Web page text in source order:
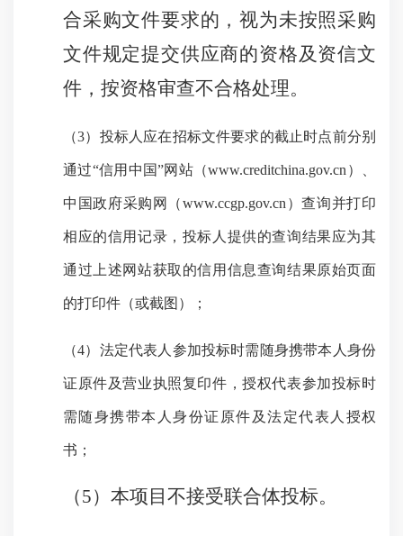
合采购文件要求的，视为未按照采购
文件规定提交供应商的资格及资信文
件，按资格审查不合格处理。
（3） 投标人应在招标文件要求的截止时点前分别
通过“信用中国”网站（www.creditchina.gov.cn）、
中国政府采购网（www.ccgp.gov.cn）查询并打印
相应的信用记录，投标人提供的查询结果应为其
通过上述网站获取的信用信息查询结果原始页面
的打印件（或截图） ；
（4）法定代表人参加投标时需随身携带本人身份
证原件及营业执照复印件，授权代表参加投标时
需随身携带本人身份证原件及法定代表人授权
书；
（5）本项目不接受联合体投标。